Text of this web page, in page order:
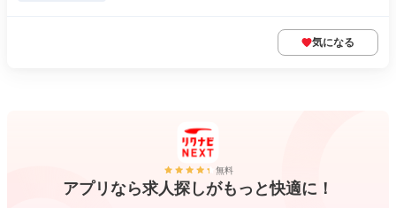
気になる
無料
アプリなら求人探しがもっと快適に！